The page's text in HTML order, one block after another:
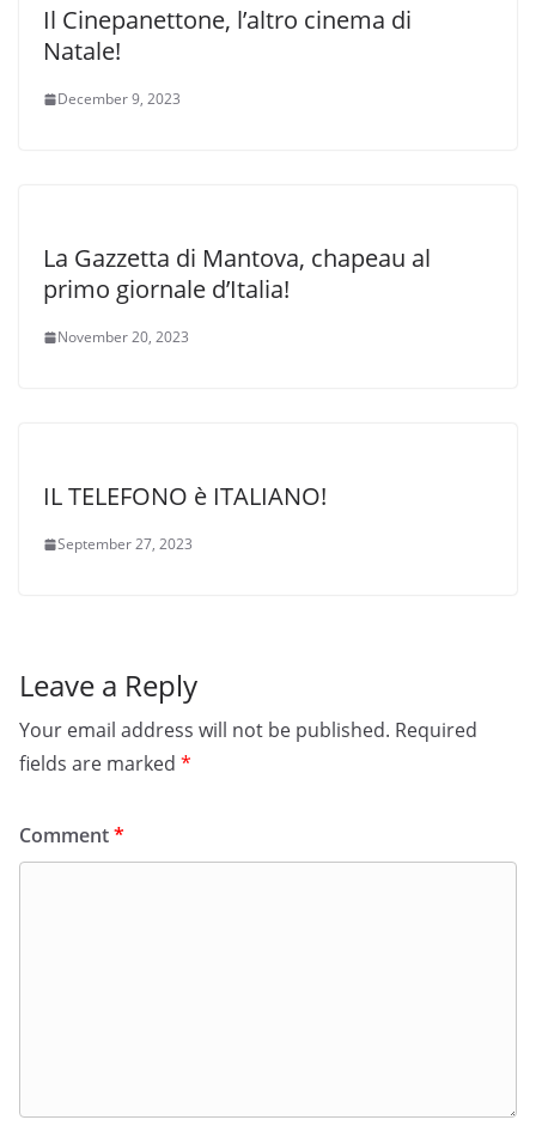
Il Cinepanettone, l’altro cinema di
Natale!
December 9, 2023
La Gazzetta di Mantova, chapeau al
primo giornale d’Italia!
November 20, 2023
IL TELEFONO è ITALIANO!
September 27, 2023
Leave a Reply
Your email address will not be published. Required
fields are marked *
Comment*